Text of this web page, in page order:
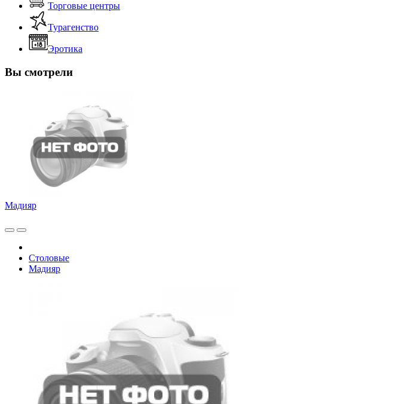
Торговые центры
Турагенство
Эротика
Вы смотрели
Мадияр
Столовые
Мадияр